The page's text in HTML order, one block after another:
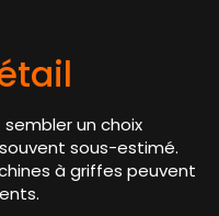
un choix
sous-estimé.
à griffes peuvent